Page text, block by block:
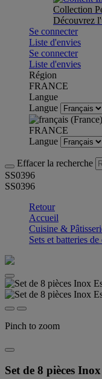
Collection
Découvrez
Se connecter
Liste d'envies
Se connecter
Liste d'envies
Région
FRANCE
Langue
Langue
FRANCE
Langue
Effacer la recherche
SS0396
SS0396
Retour
Accueil
Cuisine &
Sets et batteries
Pinch to zoom
Set de 8 pièces